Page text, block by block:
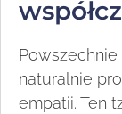
Powszechnie
naturalnie
empatii. Ten